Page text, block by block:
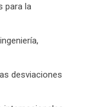
para la
desviaciones